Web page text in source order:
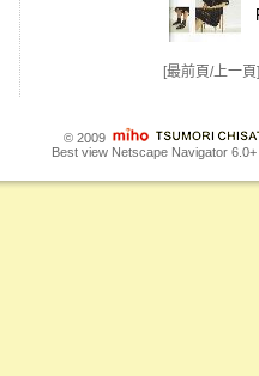
[最前頁/上一
© 2009
Best view Netscape Navigator